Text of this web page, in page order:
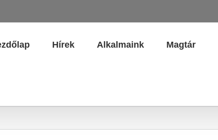
Hírek Alkalmaink Magtár